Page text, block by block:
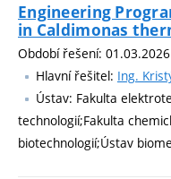
Engineering
in Caldimonas
Období řešení:
Hlavní řešitel: Ing.
Ústav: Fakulta
technologií;Fakulta
biotechnologií;Ústav